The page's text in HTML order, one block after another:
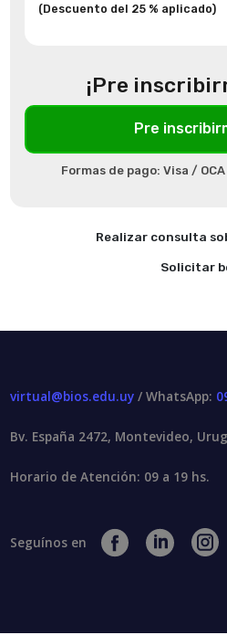
(Descuento del 25 % aplicado)
¡Pre
Pre
Formas de pago: Visa /
Realizar consulta
Solicitar
virtual@bios.edu.uy / WhatsApp:
Bv. España 2472, Montevideo,
Horario de Atención: 09 a 19 hs.
Seguínos en